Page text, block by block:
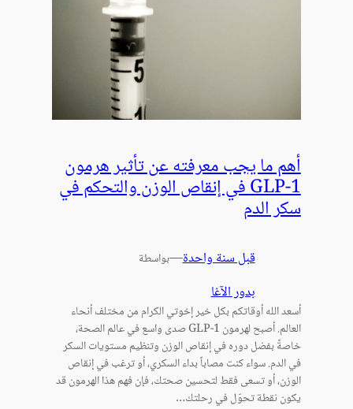
أهم ما يجب معرفته عن تأثير هرمون
GLP-1 في إنقاص الوزن والتحكم في
سكر الدم
قبل سنة واحدة—بواسطة
بدور الآغا
أسعد الله أوقاتكم بكل خير إخوتي الكرام من مختلف أنحاء
العالم. أصبح لهرمون GLP-1 صدى واسع في عالم الصحة،
خاصةً بفضل دوره في إنقاص الوزن وتنظيم مستويات السكر
في الدم. سواء كنت مصاباً بداء السكري، أو ترغب في إنقاص
الوزن، أو تسعى فقط لتحسين صحتك، فإن فهم هذا الهرمون قد
يكون نقطة تحوّل في رحلتك…